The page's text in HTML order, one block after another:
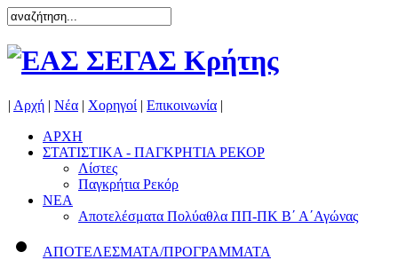
| Αρχή | Νέα | Χορηγοί | Επικοινωνία |
ΑΡΧΗ
ΣΤΑΤΙΣΤΙΚΑ - ΠΑΓΚΡΗΤΙΑ ΡΕΚΟΡ
Λίστες
Παγκρήτια Ρεκόρ
ΝΕΑ
Αποτελέσματα Πολύαθλα ΠΠ-ΠΚ Β΄ Α΄Αγώνας
ΑΠΟΤΕΛΕΣΜΑΤΑ/ΠΡΟΓΡΑΜΜΑΤΑ